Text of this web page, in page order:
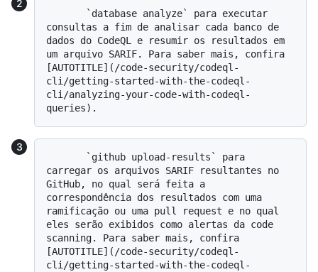
consultas a fim de analisar cada banco de
dados do CodeQL e resumir os resultados em
um arquivo SARIF. Para saber mais, confira
[AUTOTITLE](/code-security/codeql-
cli/getting-started-with-the-codeql-
cli/analyzing-your-code-with-codeql-
carregar os arquivos SARIF resultantes no
GitHub, no qual será feita a
correspondência dos resultados com uma
ramificação ou uma pull request e no qual
eles serão exibidos como alertas da code
scanning. Para saber mais, confira
[AUTOTITLE](/code-security/codeql-
cli/getting-started-with-the-codeql-